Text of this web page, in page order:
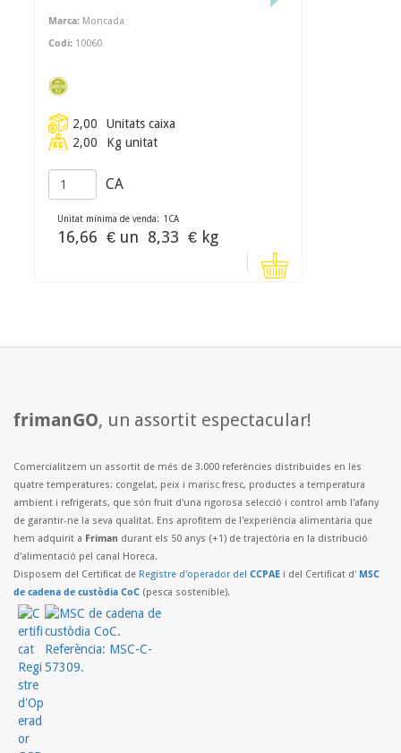
Marca: Moncada
Codi: 10060
2,00
Unitats caixa
2,00
Kg unitat
CA
Unitat mínima de venda: 1 CA
16,66 € un 8,33 € kg
frimanGO, un assortit espectacular!
Comercialitzem un assortit de més de 3.000 referències distribuides en les
quatre temperatures: congelat, peix i marisc fresc, productes a temperatura
ambient i refrigerats, que són fruit d'una rigorosa selecció i control amb l'afany
de garantir-ne la seva qualitat. Ens aprofitem de l'experiència alimentària que
hem adquirit a Friman durant els 50 anys (+1) de trajectòria en la distribució
d'alimentació pel canal Horeca.
Disposem del Certificat de Registre d'operador del CCPAE i del Certificat d' MSC
de cadena de custòdia CoC (pesca sostenible).